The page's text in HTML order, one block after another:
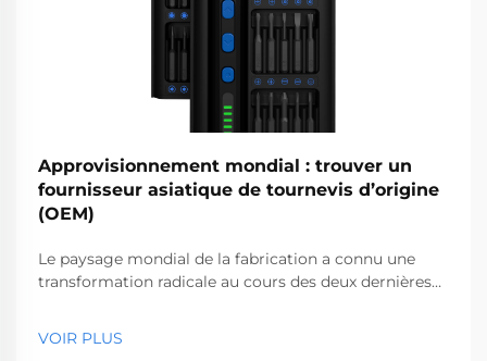
Approvisionnement mondial : trouver un
fournisseur asiatique de tournevis d’origine
(OEM)
Le paysage mondial de la fabrication a connu une
transformation radicale au cours des deux dernières
d’origine (OEM) dans d’innombrables secteurs
VOIR PLUS